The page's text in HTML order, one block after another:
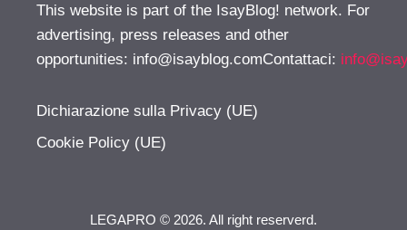
This website is part of the IsayBlog! network. For
advertising, press releases and other
opportunities: info@isayblog.comContattaci:
Dichiarazione sulla Privacy (UE)
Cookie Policy (UE)
LEGAPRO © 2026. All right reserverd.